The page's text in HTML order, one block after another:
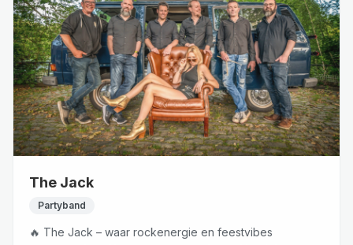
The Jack
Partyband
🔥 The Jack – waar rockenergie en feestvibes